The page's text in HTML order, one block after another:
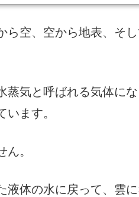
ら空、空から地表、そ
蒸気と呼ばれる気体に
ます。
。
液体の水に戻って、雲